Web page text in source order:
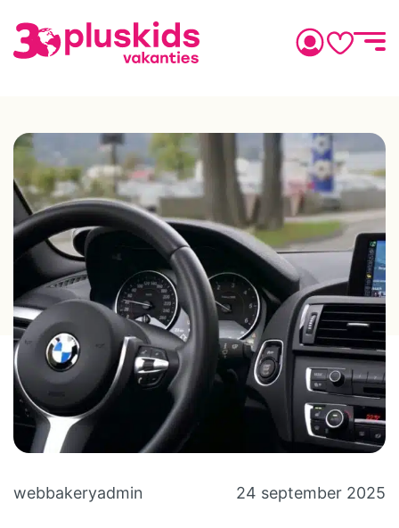
webbakeryadmin 24 september 2025